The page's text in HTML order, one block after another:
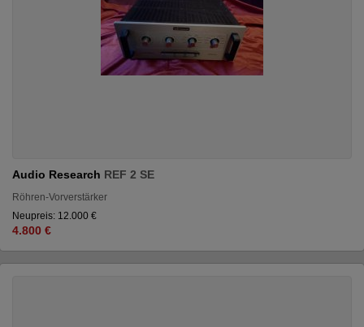
Audio Research REF 2 SE
Röhren-Vorverstärker
Neupreis: 12.000 €
4.800 €